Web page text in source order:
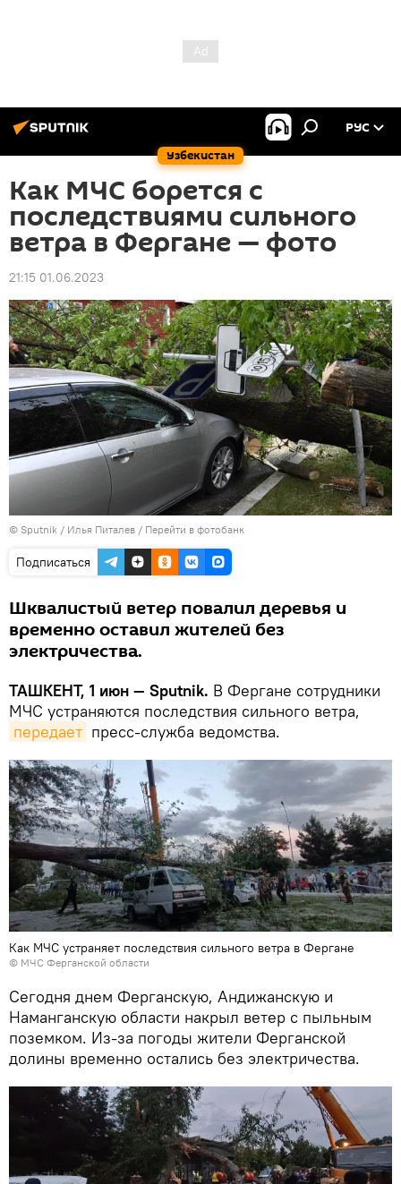
Узбекистан
РУС
Как МЧС борется с
последствиями сильного
ветра в Фергане — фото
21:15 01.06.2023
© Sputnik / Илья Питалев / Перейти в фотобанк
Подписаться
Шквалистый ветер повалил деревья и
временно оставил жителей без
электричества.
ТАШКЕНТ, 1 июн — Sputnik. В Фергане сотрудники
МЧС устраняются последствия сильного ветра,
передает пресс-служба ведомства.
Как МЧС устраняет последствия сильного ветра в Фергане
© МЧС Ферганской области
Сегодня днем Ферганскую, Андижанскую и
Наманганскую области накрыл ветер с пыльным
поземком. Из-за погоды жители Ферганской
долины временно остались без электричества.